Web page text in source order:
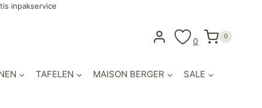
inpakservice
0 0
TAFELEN MAISON BERGER SALE